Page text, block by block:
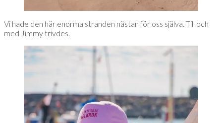
Vi hade den här enorma stranden nästan för oss själva. Till och
med Jimmy trivdes.